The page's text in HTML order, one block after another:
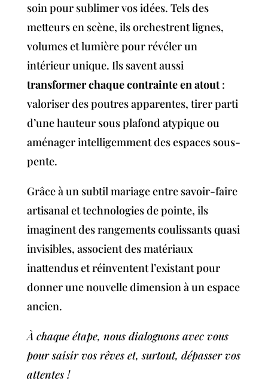
soin pour sublimer vos idées. Tels des
metteurs en scène, ils orchestrent lignes,
volumes et lumière pour révéler un
intérieur unique. Ils savent aussi
transformer chaque contrainte en atout:
valoriser des poutres apparentes, tirer parti
d’une hauteur sous plafond atypique ou
aménager intelligemment des espaces sous-
pente.
Grâce à un subtil mariage entre savoir-faire
artisanal et technologies de pointe, ils
imaginent des rangements coulissants quasi
invisibles, associent des matériaux
inattendus et réinventent l’existant pour
donner une nouvelle dimension à un espace
ancien.
À chaque étape, nous dialoguons avec vous
pour saisir vos rêves et, surtout, dépasser vos
attentes !